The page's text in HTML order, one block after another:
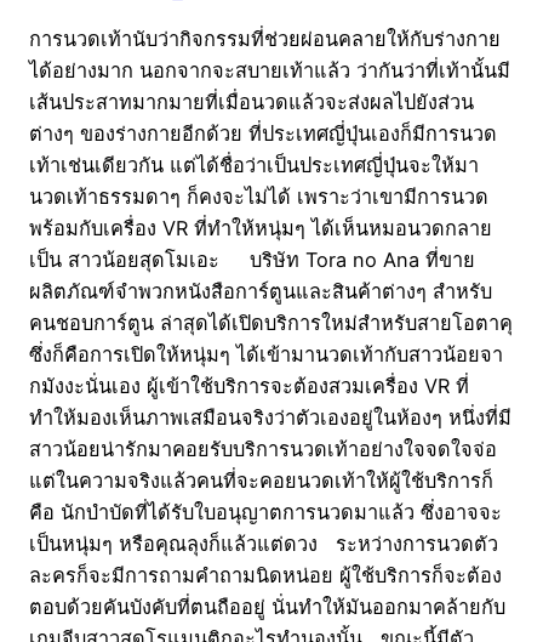
การนวดเท้านับว่ากิจกรรมที่ช่วยผ่อนคลายให้กับร่างกาย
ได้อย่างมาก นอกจากจะสบายเท้าแล้ว ว่ากันว่าที่เท้านั้นมี
เส้นประสาทมากมายที่เมื่อนวดแล้วจะส่งผลไปยังส่วน
ต่างๆ ของร่างกายอีกด้วย ที่ประเทศญี่ปุ่นเองก็มีการนวด
เท้าเช่นเดียวกัน แต่ได้ชื่อว่าเป็นประเทศญี่ปุ่นจะให้มา
นวดเท้าธรรมดาๆ ก็คงจะไม่ได้ เพราะว่าเขามีการนวด
พร้อมกับเครื่อง VR ที่ทำให้หนุ่มๆ ได้เห็นหมอนวดกลาย
เป็น สาวน้อยสุดโมเอะ บริษัท Tora no Ana ที่ขาย
ผลิตภัณฑ์จำพวกหนังสือการ์ตูนและสินค้าต่างๆ สำหรับ
คนชอบการ์ตูน ล่าสุดได้เปิดบริการใหม่สำหรับสายโอตาคุ
ซึ่งก็คือการเปิดให้หนุ่มๆ ได้เข้ามานวดเท้ากับสาวน้อยจา
กมังงะนั่นเอง ผู้เข้าใช้บริการจะต้องสวมเครื่อง VR ที่
ทำให้มองเห็นภาพเสมือนจริงว่าตัวเองอยู่ในห้องๆ หนึ่งที่มี
สาวน้อยน่ารักมาคอยรับบริการนวดเท้าอย่างใจจดใจจ่อ
แต่ในความจริงแล้วคนที่จะคอยนวดเท้าให้ผู้ใช้บริการก็
คือ นักบำบัดที่ได้รับใบอนุญาตการนวดมาแล้ว ซึ่งอาจจะ
เป็นหนุ่มๆ หรือคุณลุงก็แล้วแต่ดวง ระหว่างการนวดตัว
ละครก็จะมีการถามคำถามนิดหน่อย ผู้ใช้บริการก็จะต้อง
ตอบด้วยคันบังคับที่ตนถืออยู่ นั่นทำให้มันออกมาคล้ายกับ